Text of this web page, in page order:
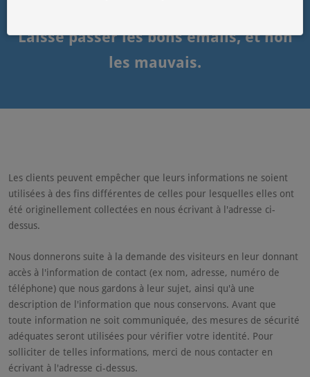
Laisse passer les bons emails, et non
les mauvais.
Les clients peuvent empêcher que leurs informations ne soient
utilisées à des fins différentes de celles pour lesquelles elles ont
été originellement collectées en nous écrivant à l'adresse ci-
dessus.
Nous donnerons suite à la demande des visiteurs en leur donnant
accès à l'information de contact (ex nom, adresse, numéro de
téléphone) que nous gardons à leur sujet, ainsi qu'à une
description de l'information que nous conservons. Avant que
toute information ne soit communiquée, des mesures de sécurité
adéquates seront utilisées pour vérifier votre identité. Pour
solliciter de telles informations, merci de nous contacter en
écrivant à l'adresse ci-dessus.